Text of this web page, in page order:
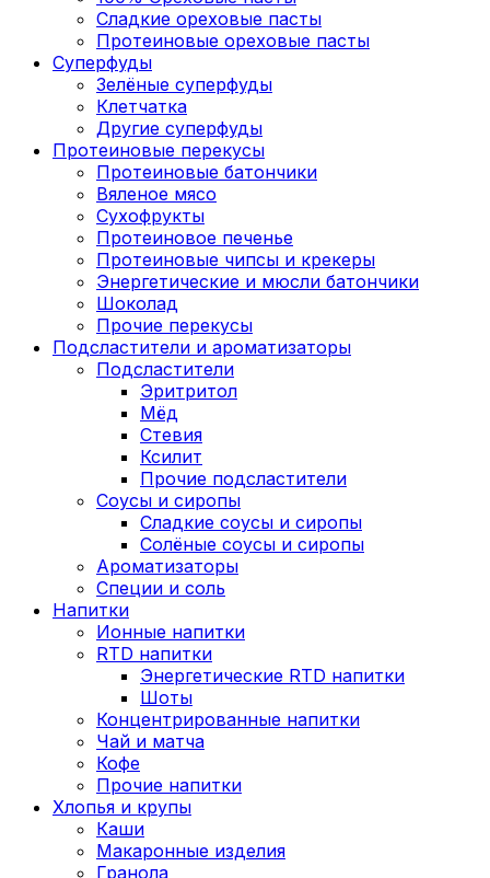
Сладкие ореховые пасты
Протеиновые ореховые пасты
Суперфуды
Зелёные суперфуды
Клетчатка
Другие суперфуды
Протеиновые перекусы
Протеиновые батончики
Вяленое мясо
Сухофрукты
Протеиновое печенье
Протеиновые чипсы и крекеры
Энергетические и мюсли батончики
Шоколад
Прочие перекусы
Подсластители и ароматизаторы
Подсластители
Эритритол
Мёд
Стевия
Ксилит
Прочие подсластители
Соусы и сиропы
Сладкие соусы и сиропы
Солёные соусы и сиропы
Ароматизаторы
Специи и соль
Напитки
Ионные напитки
RTD напитки
Энергетические RTD напитки
Шоты
Концентрированные напитки
Чай и матча
Кофе
Прочие напитки
Хлопья и крупы
Каши
Макаронные изделия
Гранола